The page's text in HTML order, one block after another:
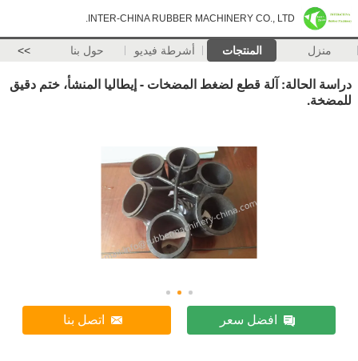
INTER-CHINA RUBBER MACHINERY CO., LTD.
منزل المنتجات أشرطة فيديو حول بنا >>
دراسة الحالة: آلة قطع لضغط المضخات - إيطاليا المنشأ، ختم دقيق
للمضخة.
افضل سعر اتصل بنا